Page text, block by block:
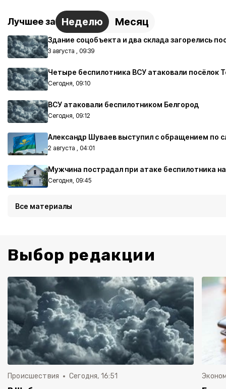
Лучшее за Неделю Месяц
Здание соцобъекта и два склада загорелись
3 августа , 09:39
Четыре беспилотника ВСУ атаковали посёлок
Сегодня, 09:10
ВСУ атаковали беспилотником Белгород
Сегодня, 09:12
Александр Шуваев выступил с обращением по
2 августа , 04:01
Мужчина пострадал при атаке беспилотника
Сегодня, 09:45
Все материалы
Выбор редакции
Происшествия Сегодня, 16:51